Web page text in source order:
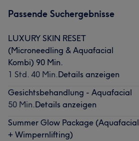
Passende Suchergebnisse
LUXURY SKIN RESET
(Microneedling & Aquafacial
Kombi) 90 Min.
1 Std. 40 Min.Details anzeigen
Gesichtsbehandlung - Aquafacial
50 Min.Details anzeigen
Summer Glow Package (Aquafacial
+ Wimpernlifting)